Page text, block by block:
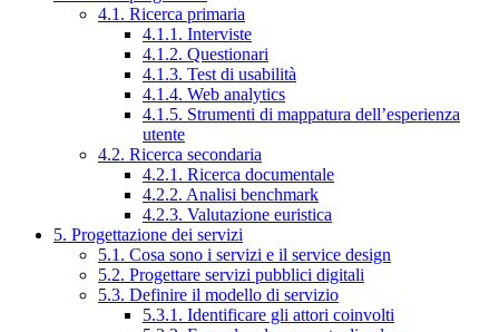
4.1. Ricerca primaria
4.1.1. Interviste
4.1.2. Questionari
4.1.3. Test di usabilità
4.1.4. Web analytics
4.1.5. Strumenti di mappatura dell’esperienza
utente
4.2. Ricerca secondaria
4.2.1. Ricerca documentale
4.2.2. Analisi benchmark
4.2.3. Valutazione euristica
5. Progettazione dei servizi
5.1. Cosa sono i servizi e il service design
5.2. Progettare servizi pubblici digitali
5.3. Definire il modello di servizio
5.3.1. Identificare gli attori coinvolti